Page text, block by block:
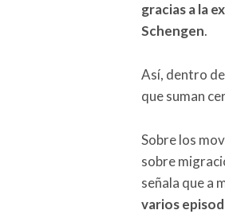
gracias a la
Schengen.
Así, dentro
que suman
Sobre los
sobre
señala que a
varios